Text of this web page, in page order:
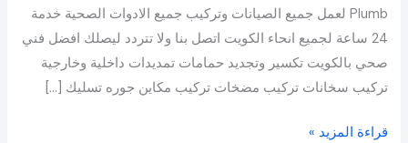
Plumb لعمل جميع الصيانات وتركيب جميع الادوات الصحية خدمة
24 ساعة لجميع انحاء الكويت اتصل بنا ولا تتردد ليصلك افضل فني
صحي بالكويت تكسير وتجديد حمامات تمديدات داخلية وخارجية
تركيب سخانات تركيب مضخات تركيب مكاين جوره تسليك […]
قراءة المزيد »